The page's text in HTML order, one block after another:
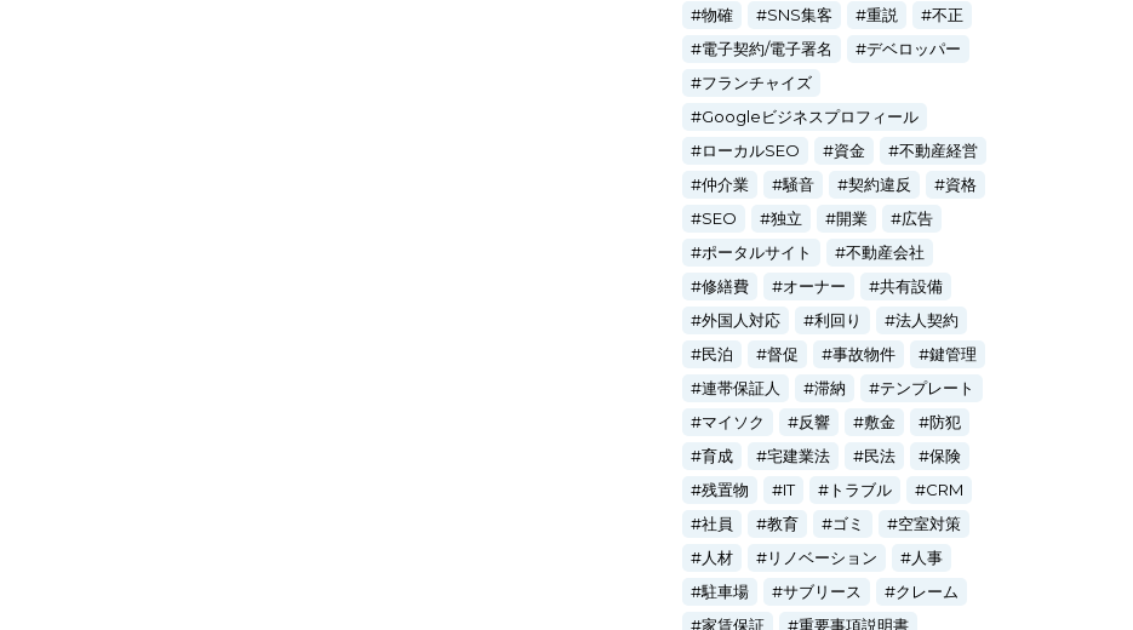
物確
SNS集客 重説
不正
電子契約/電子署名
デベロッパー
フランチャイズ
Googleビジネスプロフィール
ローカルSEO
資金
不動産経営
仲介業
騒音 契約違反
資格
SEO
独立 開業
広告
ポータルサイト
不動産会社
修繕費
オーナー
共有設備
外国人対応
利回り
法人契約
民泊
督促 事故物件
鍵管理
連帯保証人
滞納
テンプレート
マイソク
反響 敷金
防犯
育成
宅建業法 民法
保険
残置物
IT トラブル
CRM
社員
教育 ゴミ
空室対策
人材
リノベーション
人事
駐車場
サブリース
クレーム
家賃保証
重要事項説明書